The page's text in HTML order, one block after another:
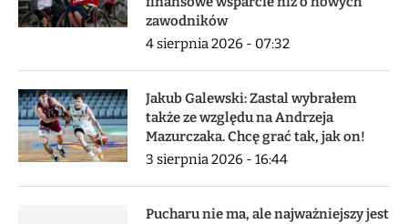
zawodników
4 sierpnia 2026 - 07:32
Jakub Galewski: Zastal wybrałem
także ze względu na Andrzeja
Mazurczaka. Chcę grać tak, jak on!
3 sierpnia 2026 - 16:44
Pucharu nie ma, ale najważniejszy jest